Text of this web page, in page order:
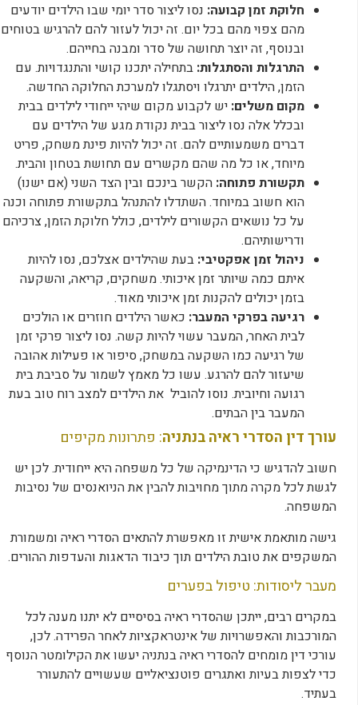
חלוקת זמן קבועה:נסו ליצור סדר יומי שבו הילדים יודעים
מהם צפוי מהם בכל יום. זה יכול לעזור להם להרגיש בטוחים
ובנוסף, זה יוצר תחושה של סדר ומבנה בחייהם.
התרגלות והסתגלות:בתחילה יתכנו קושי והתנגדויות. עם
הזמן, הילדים יתרגלו ויסתגלו למערכת החלוקה החדשה.
מקום משלים:יש לקבוע מקום שיהי ייחודי לילדים בבית
ובכלל אלה נסו ליצור בבית נקודת מגע של הילדים עם
דברים משמעותיים להם. זה יכול להיות פינת משחק, פריט
מיוחד, או כל מה שהם מקשרים עם תחושת בטחון והבית.
תקשורת פתוחה:הקשר בינכם ובין הצד השני (אם ישנו)
הוא חשוב במיוחד. השתדלו להתנהל בתקשורת פתוחה וכנה
על כל נושאים הקשורים לילדים, כולל חלוקת הזמן, צרכיהם
ודרישותיהם.
ניהול זמן אפקטיבי:בעת שהילדים אצלכם, נסו להיות
איתם כמה שיותר זמן איכותי. משחקים, קריאה, והשקעה
בזמן יכולים להקנות זמן איכותי מאוד.
רגיעה בפרקי המעבר:כאשר הילדים חוזרים או הולכים
לבית האחר, המעבר עשוי להיות קשה. נסו ליצור פרקי זמן
של רגיעה כמו השקעה במשחק, סיפור או פעילות אהובה
שיעזור להם להרגע. עשו כל מאמץ לשמור על סביבת בית
רגועה וחיובית. נוסו להוביל את הילדים למצב רוח טוב בעת
המעבר בין הבתים.
עורך דין הסדרי ראיה בנתניה: פתרונות מקיפים
חשוב להדגיש כי הדינמיקה של כל משפחה היא ייחודית. לכן יש
לגשת לכל מקרה מתוך מחויבות להבין את הניואנסים של נסיבות
המשפחה.
גישה מותאמת אישית זו מאפשרת להתאים הסדרי ראיה ומשמורת
המשקפים את טובת הילדים תוך כיבוד הדאגות והעדפות ההורים.
מעבר ליסודות: טיפול בפערים
במקרים רבים, ייתכן שהסדרי ראיה בסיסיים לא יתנו מענה לכל
המורכבות והאפשרויות של אינטראקציות לאחר הפרידה. לכן,
עורכי דין מומחים להסדרי ראיה בנתניה יעשו את הקילומטר הנוסף
כדי לצפות בעיות ואתגרים פוטנציאליים שעשויים להתעורר
בעתיד.